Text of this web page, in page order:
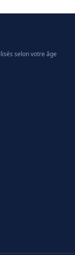
selon votre âge